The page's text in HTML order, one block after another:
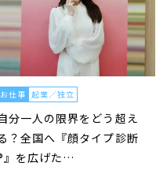
お仕事 起業／独立
分一人の限界をどう超え
？全国へ『顔タイプ診断
』を広げた…